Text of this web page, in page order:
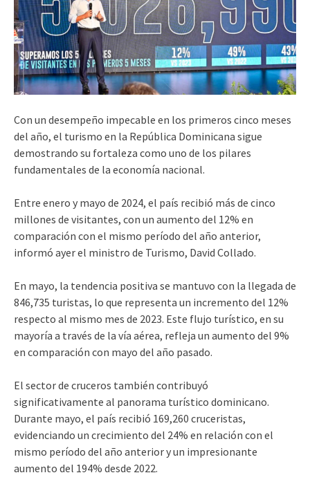
Con un desempeño impecable en los primeros cinco meses
del año, el turismo en la República Dominicana sigue
demostrando su fortaleza como uno de los pilares
fundamentales de la economía nacional.
Entre enero y mayo de 2024, el país recibió más de cinco
millones de visitantes, con un aumento del 12% en
comparación con el mismo período del año anterior,
informó ayer el ministro de Turismo, David Collado.
En mayo, la tendencia positiva se mantuvo con la llegada de
846,735 turistas, lo que representa un incremento del 12%
respecto al mismo mes de 2023. Este flujo turístico, en su
mayoría a través de la vía aérea, refleja un aumento del 9%
en comparación con mayo del año pasado.
El sector de cruceros también contribuyó
significativamente al panorama turístico dominicano.
Durante mayo, el país recibió 169,260 cruceristas,
evidenciando un crecimiento del 24% en relación con el
mismo período del año anterior y un impresionante
aumento del 194% desde 2022.